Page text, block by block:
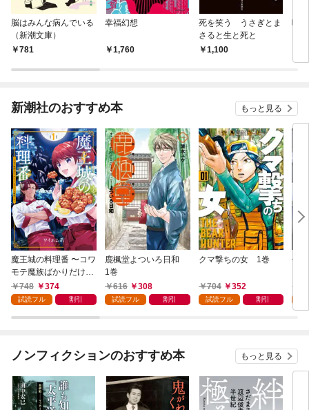
脳はみんな病んでいる
（新潮文庫）
781
幸福幻想
1,760
死を笑う うさぎとま
さると生と死と
1,100
喧
新潮社のおすすめ本 もっと見る
魔王城の料理番 〜コワ
モテ魔族ばかりだけ
ど、ホワイトな職場で
す〜 1巻
748 374
試読フル 割引
鹿楓堂よついろ日和
1巻
616
308
試読フル 割引
クマ撃ちの女 1巻
704 352
試読フル 割引
俺
る
ノンフィクションのおすすめ本 もっと見る